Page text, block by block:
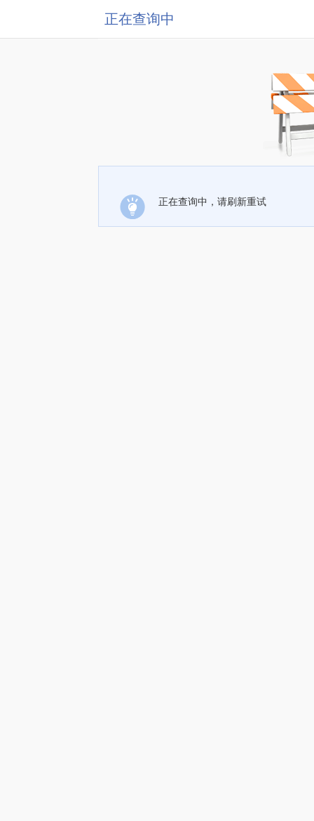
正在查询中
正在查询中，请刷新重试